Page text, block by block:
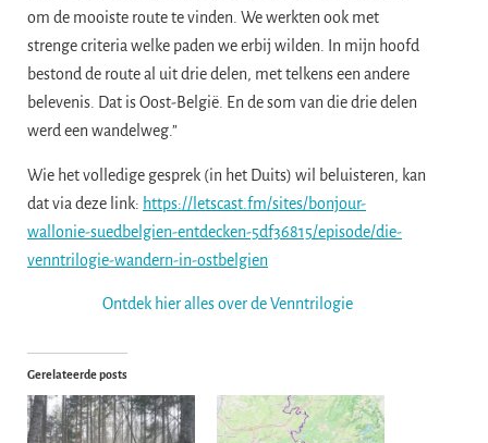
om de mooiste route te vinden. We werkten ook met
strenge criteria welke paden we erbij wilden. In mijn hoofd
bestond de route al uit drie delen, met telkens een andere
belevenis. Dat is Oost-België. En de som van die drie delen
werd een wandelweg.”
Wie het volledige gesprek (in het Duits) wil beluisteren, kan
dat via deze link: https://letscast.fm/sites/bonjour-
wallonie-suedbelgien-entdecken-5df36815/episode/die-
venntrilogie-wandern-in-ostbelgien
Ontdek hier alles over de Venntrilogie
Gerelateerde posts